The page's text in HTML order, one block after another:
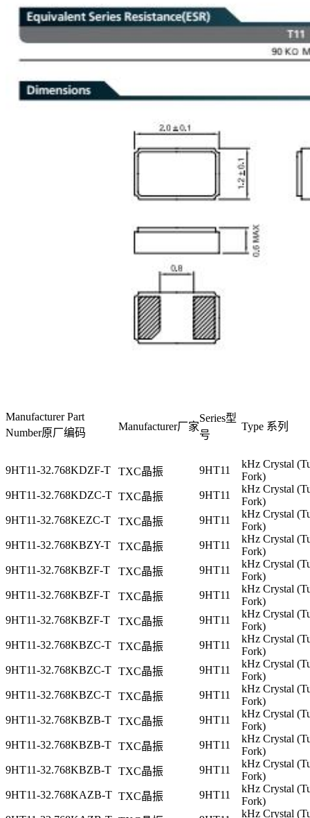
Manufacturer Part
Number原厂编码
Manufacturer厂家
Series型
号
Type 系列
9HT11-32.768KDZF-T TXC晶振 9HT11
kHz Crystal
Fork)
9HT11-32.768KDZC-T TXC晶振 9HT11
kHz Crystal
Fork)
9HT11-32.768KEZC-T
TXC晶振 9HT11
kHz Crystal
Fork)
9HT11-32.768KBZY-T
TXC晶振 9HT11
kHz Crystal
Fork)
9HT11-32.768KBZF-T
TXC晶振 9HT11
kHz Crystal
Fork)
9HT11-32.768KBZF-T
TXC晶振 9HT11
kHz Crystal
Fork)
9HT11-32.768KBZF-T
TXC晶振 9HT11
kHz Crystal
Fork)
9HT11-32.768KBZC-T TXC晶振 9HT11
kHz Crystal
Fork)
9HT11-32.768KBZC-T TXC晶振 9HT11
kHz Crystal
Fork)
9HT11-32.768KBZC-T TXC晶振 9HT11
kHz Crystal
Fork)
9HT11-32.768KBZB-T TXC晶振 9HT11
kHz Crystal
Fork)
9HT11-32.768KBZB-T TXC晶振 9HT11
kHz Crystal
Fork)
9HT11-32.768KBZB-T TXC晶振 9HT11
kHz Crystal
Fork)
9HT11-32.768KAZB-T TXC晶振 9HT11
kHz Crystal
Fork)
kHz Crystal